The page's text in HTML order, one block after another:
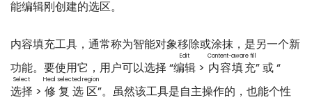
能编辑刚创建的选区。
内容填充工具，通常称为智能对象移除或涂抹，是另一个新
功能。要使用它，用户可以选择 “编辑
Edit
> 内容填充
Content-aware fill
” 或 “
选择
Select
> 修复选区
Heal selected region
”。虽然该工具是自主操作的，也能个性